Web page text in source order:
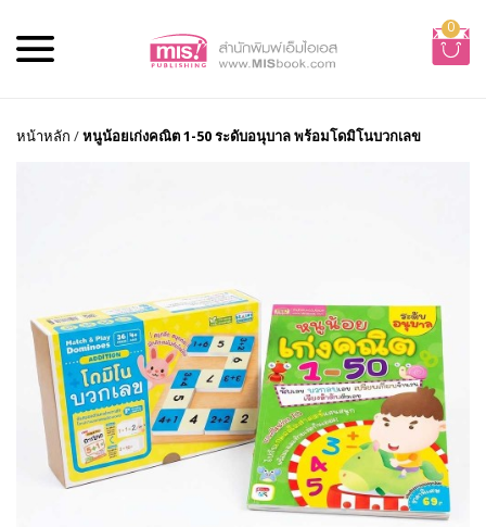
0
หน้าหลัก /หนูน้อยเก่งคณิต 1-50 ระดับอนุบาล พร้อมโดมิโนบวกเลข